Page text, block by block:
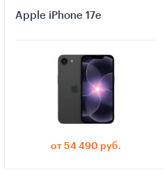
САМОЕ
Как
Apple iPhone 17e
от 54 490 руб.